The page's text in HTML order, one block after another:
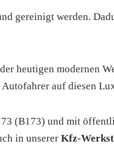
gereinigt werden.
heutigen modernen
auf diesen
(B173) und mit
in unserer Kfz-